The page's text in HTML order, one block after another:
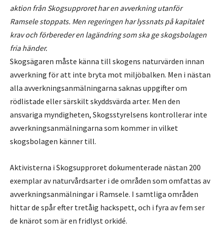
aktion från Skogsupproret har en avverkning utanför
Ramsele stoppats. Men regeringen har lyssnats på kapitalet
krav och förbereder en lagändring som ska ge skogsbolagen
fria händer.
Skogsägaren måste känna till skogens naturvärden innan
avverkning för att inte bryta mot miljöbalken. Men i nästan
alla avverkningsanmälningarna saknas uppgifter om
rödlistade eller särskilt skyddsvärda arter. Men den
ansvariga myndigheten, Skogsstyrelsens kontrollerar inte
avverkningsanmälningarna som kommer in vilket
skogsbolagen känner till.
Aktivisterna i Skogsupproret dokumenterade nästan 200
exemplar av naturvårdsarter i de områden som omfattas av
avverkningsanmälningar i Ramsele. I samtliga områden
hittar de spår efter tretåig hackspett, och i fyra av fem ser
de knärot som är en fridlyst orkidé.